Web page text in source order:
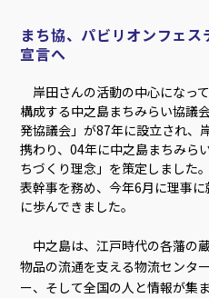
まち協、パビリオンフェス
宣言へ
岸田さんの活動の中心になっ
構成する中之島まちみらい協議
発協議会」が87年に設立され、
携わり、04年に中之島まちみら
ちづくり理念」を策定しました
表幹事を務め、今年6月に理事
に歩んできました。
中之島は、江戸時代の各藩の
物品の流通を支える物流センタ
ー、そして全国の人と情報が集